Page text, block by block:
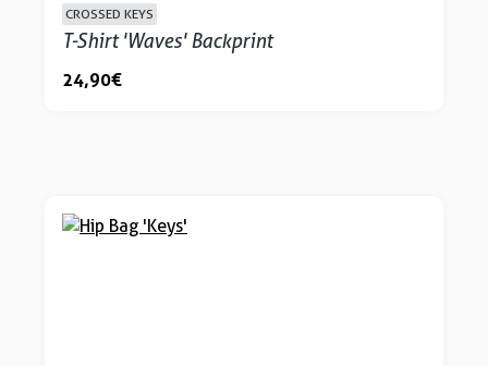
CROSSED KEYS
T-Shirt 'Waves' Backprint
24,90 €